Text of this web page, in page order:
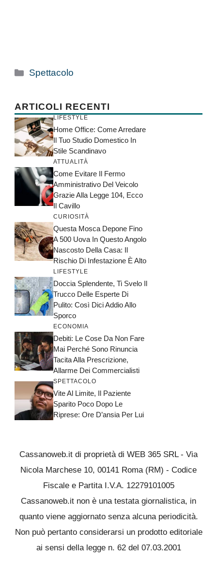
Categorie
Spettacolo
ARTICOLI RECENTI
LIFESTYLE
Home Office: Come Arredare
Il Tuo Studio Domestico In
Stile Scandinavo
ATTUALITÀ
Come Evitare Il Fermo
Amministrativo Del Veicolo
Grazie Alla Legge 104, Ecco
Il Cavillo
CURIOSITÀ
Questa Mosca Depone Fino
A 500 Uova In Questo Angolo
Nascosto Della Casa: Il
Rischio Di Infestazione È Alto
LIFESTYLE
Doccia Splendente, Ti Svelo Il
Trucco Delle Esperte Di
Pulito: Così Dici Addio Allo
Sporco
ECONOMIA
Debiti: Le Cose Da Non Fare
Mai Perché Sono Rinuncia
Tacita Alla Prescrizione,
Allarme Dei Commercialisti
SPETTACOLO
Vite Al Limite, Il Paziente
Sparito Poco Dopo Le
Riprese: Ore D’ansia Per Lui
Cassanoweb.it di proprietà di WEB 365 SRL - Via
Nicola Marchese 10, 00141 Roma (RM) - Codice
Fiscale e Partita I.V.A. 12279101005
Cassanoweb.it non è una testata giornalistica, in
quanto viene aggiornato senza alcuna periodicità.
Non può pertanto considerarsi un prodotto editoriale
ai sensi della legge n. 62 del 07.03.2001